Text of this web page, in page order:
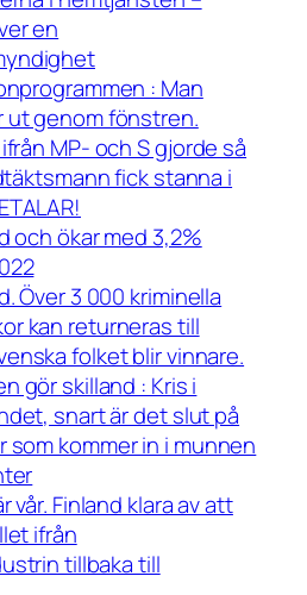
en
: Man
ut genom fönstren.
MP- och S gjorde så
fick stanna i
och ökar med 3,2%
Över 3 000 kriminella
kan returneras till
folket blir vinnare.
gör skilland : Kris i
snart är det slut på
som kommer in i munnen
vår. Finland klara av att
ifrån
tillbaka till